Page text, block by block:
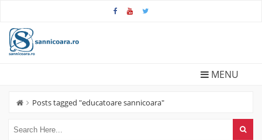
MENU
Posts tagged "educatoare sannicoara"